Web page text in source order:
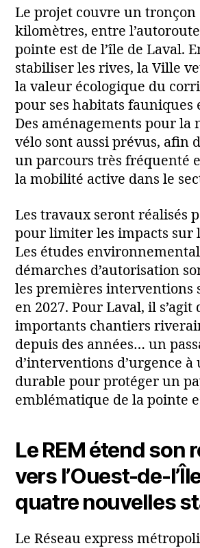
Le projet couvre un tronçon
kilomètres, entre
pointe est de l’île de Laval.
stabiliser les rives, la Ville
la valeur écologique du
pour ses habitats fauniques
Des aménagements pour la
vélo sont aussi prévus, afin
un parcours très fréquenté
la mobilité active dans le
Les travaux seront réalisés
pour limiter les impacts sur
Les études
démarches d’autorisation
les premières interventions
en 2027. Pour Laval, il s’agit
importants chantiers
depuis des années… un
d’interventions d’urgence à
durable pour protéger un
emblématique de la pointe
Le REM étend son
vers l’Ouest-de-
quatre nouvelles
Le Réseau express